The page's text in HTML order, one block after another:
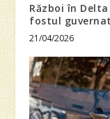
Război în
fostul
21/04/2026